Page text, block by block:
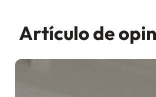
Artículo de